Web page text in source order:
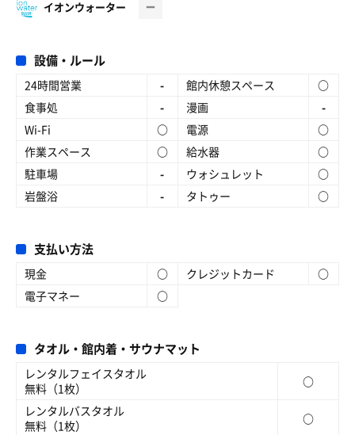
イオンウォーター
設備・ルール
24時間営業 - 館内休憩スペース
○
食事処
- 漫画
-
Wi-Fi
○ 電源
○
作業スペース
○ 給水器
○
駐車場
- ウォシュレット
○
岩盤浴
- タトゥー ○
支払い方法
現金 ○ クレジットカード
○
電子マネー
○
タオル・館内着・サウナマット
レンタルフェイスタオル
無料（1枚）
○
レンタルバスタオル
無料（1枚）
○